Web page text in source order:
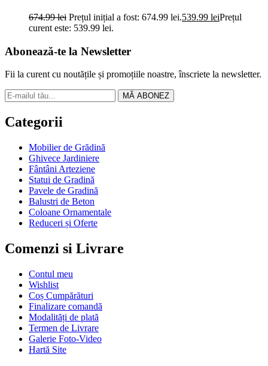
674.99lei Prețul inițial a fost: 674.99 lei.539.99 leiPrețul
curent este: 539.99 lei.
Abonează-te la Newsletter
Fii la curent cu noutățile și promoțiile noastre, înscriete la newsletter.
MĂ ABONEZ
Categorii
Mobilier de Grădină
Ghivece Jardiniere
Fântâni Arteziene
Statui de Gradină
Pavele de Gradină
Balustri de Beton
Coloane Ornamentale
Reduceri și Oferte
Comenzi si Livrare
Contul meu
Wishlist
Coș Cumpărături
Finalizare comandă
Modalități de plată
Termen de Livrare
Galerie Foto-Video
Hartă Site